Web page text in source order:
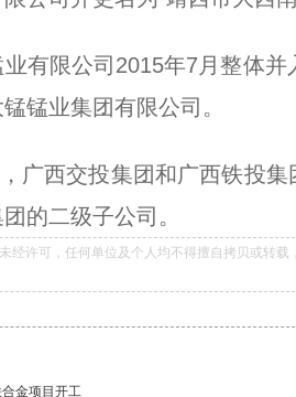
业有限公司2015年7月整体
锰业集团有限公司。
广西交投集团和广西铁投
的二级子公司。
经许可，任何单位及个人均不得擅自拷贝或转
金项目开工